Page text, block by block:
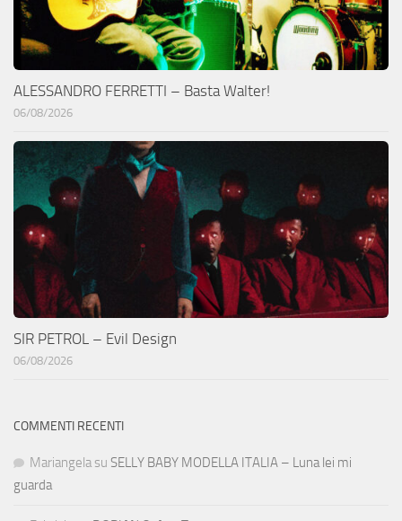
ALESSANDRO FERRETTI – Basta Walter!
06/08/2026
SIR PETROL – Evil Design
06/08/2026
COMMENTI RECENTI
Mariangela su SELLY BABY MODELLA ITALIA – Luna lei mi
guarda